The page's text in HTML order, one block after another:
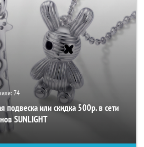
74
подвеска или скидка 500р. в сети
SUNLIGHT